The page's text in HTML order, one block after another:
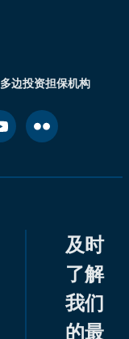
多边投资担保机构
及时
了解
我们
的最